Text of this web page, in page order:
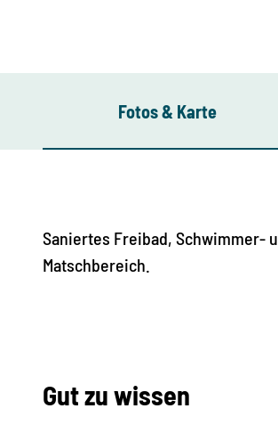
Fotos & Karte
Saniertes Freibad, Schwimmer-
Matschbereich.
Gut zu wissen